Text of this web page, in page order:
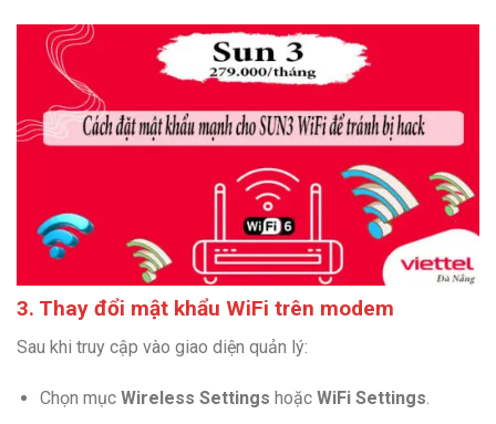
3. Thay đổi mật khẩu WiFi trên modem
Sau khi truy cập vào giao diện quản lý:
Chọn mục Wireless Settings hoặc WiFi Settings